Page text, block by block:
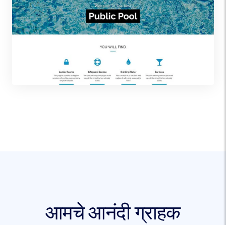
आमचे आनंदी ग्राहक